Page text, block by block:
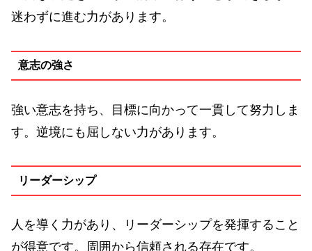
迷わずに進む力があります。
意志の強さ
強い意志を持ち、目標に向かって一貫して努力しま
す。逆境にも屈しない力があります。
リーダーシップ
人を導く力があり、リーダーシップを発揮すること
が得意です。周囲から信頼される存在です。